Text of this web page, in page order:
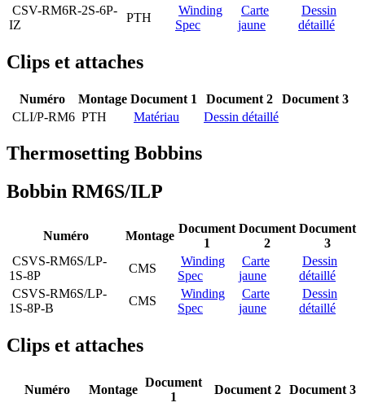
CSV-RM6R-2S-6P-
IZ
PTH
Winding
Spec
Carte
jaune
Dessin
détaillé
Clips et attaches
Numéro Montage Document 1 Document 2
Document 3
CLI/P-RM6 PTH Matériau Dessin détaillé
Thermosetting Bobbins
Bobbin RM6S/ILP
Numéro Montage
Document
1
Document
2
Document
3
CSVS-RM6S/LP-
1S-8P
CMS
Winding
Spec
Carte
jaune
Dessin
détaillé
CSVS-RM6S/LP-
1S-8P-B
CMS
Winding
Spec
Carte
jaune
Dessin
détaillé
Clips et attaches
Numéro Montage
Document
1
Document 2 Document 3